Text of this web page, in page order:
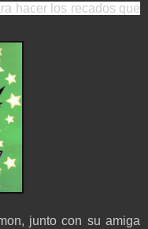
hacer los recados que
junto con su amiga